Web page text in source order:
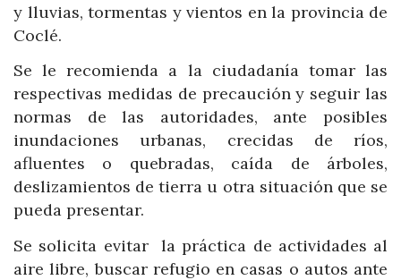
y lluvias, tormentas y vientos en la provincia de
Coclé.
Se le recomienda a la ciudadanía tomar las
respectivas medidas de precaución y seguir las
normas de las autoridades, ante posibles
inundaciones urbanas, crecidas de ríos,
afluentes o quebradas, caída de árboles,
deslizamientos de tierra u otra situación que se
pueda presentar.
Se solicita evitar la práctica de actividades al
aire libre, buscar refugio en casas o autos ante